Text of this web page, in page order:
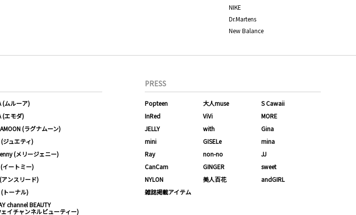
NIKE
Dr.Martens
New Balance
(ムルーア)
(エモダ)
(ラグナムーン)
ジュエティ)
(メリージェニー)
(イートミー)
アンスリード)
(トーナル)
channel BEAUTY
イチャンネルビューティー)
PRESS
Popteen 大人muse
S Cawaii
InRed
ViVi
MORE
JELLY
with
Gina
mini
GISELe
mina
Ray
non-no
JJ
CanCam
GINGER
sweet
NYLON
美人百花
andGIRL
雑誌掲載アイテム